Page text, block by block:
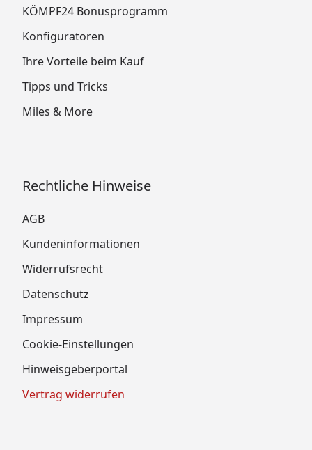
KÖMPF24 Bonusprogramm
Konfiguratoren
Ihre Vorteile beim Kauf
Tipps und Tricks
Miles & More
Rechtliche Hinweise
AGB
Kundeninformationen
Widerrufsrecht
Datenschutz
Impressum
Cookie-Einstellungen
Hinweisgeberportal
Vertrag widerrufen